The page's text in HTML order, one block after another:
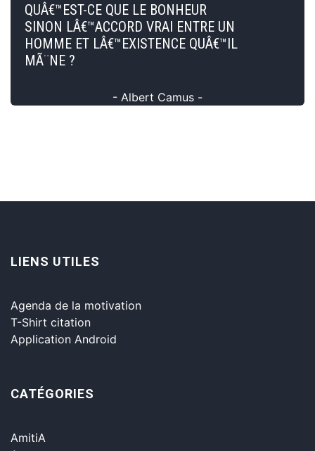
QUÂ€™EST-CE QUE LE BONHEUR
SINON LÂ€™ACCORD VRAI ENTRE UN
HOMME ET LÂ€™EXISTENCE QUÂ€™IL
MÃ¨NE ?
- Albert Camus -
LIENS UTILES
Agenda de la motivation
T-Shirt citation
Application Android
CATÉGORIES
AmitiA